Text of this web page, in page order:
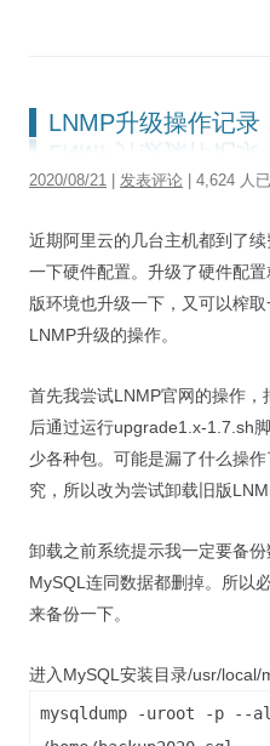
LNMP升级操作记录
2020/08/21 发表评论 | 4,624 人
近期阿里云的几台主机都到了
一下硬件配置。升级了硬件配
版环境也升级一下，又可以榨
LNMP升级的操作。
首先我尝试LNMP官网的操作
后通过运行upgrade1.x-1.7.sh
少各种包。可能是漏了什么操
究，所以改为尝试卸载旧版
卸载之前系统提示我一定要备
MySQL连同数据都删掉。所以
来备份一下。
进入MySQL安装目录/usr/local/
mysqldump -uroot -p --